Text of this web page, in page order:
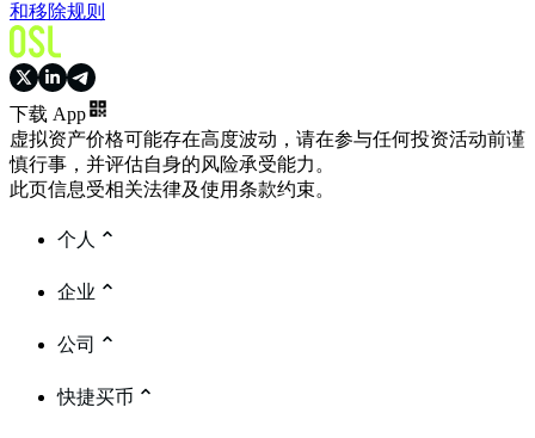
和移除规则
下载 App
虚拟资产价格可能存在高度波动，请在参与任何投资活动前谨
慎行事，并评估自身的风险承受能力。
此页信息受相关法律及使用条款约束。
个人
企业
公司
快捷买币